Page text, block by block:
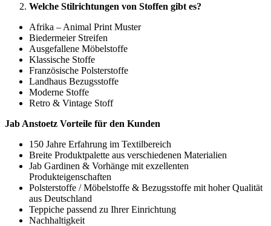
Welche Stilrichtungen von Stoffen gibt es?
Afrika – Animal Print Muster
Biedermeier Streifen
Ausgefallene Möbelstoffe
Klassische Stoffe
Französische Polsterstoffe
Landhaus Bezugsstoffe
Moderne Stoffe
Retro & Vintage Stoff
Jab Anstoetz Vorteile für den Kunden
150 Jahre Erfahrung im Textilbereich
Breite Produktpalette aus verschiedenen Materialien
Jab Gardinen & Vorhänge mit exzellenten
Produkteigenschaften
Polsterstoffe / Möbelstoffe & Bezugsstoffe mit hoher Qualität
aus Deutschland
Teppiche passend zu Ihrer Einrichtung
Nachhaltigkeit